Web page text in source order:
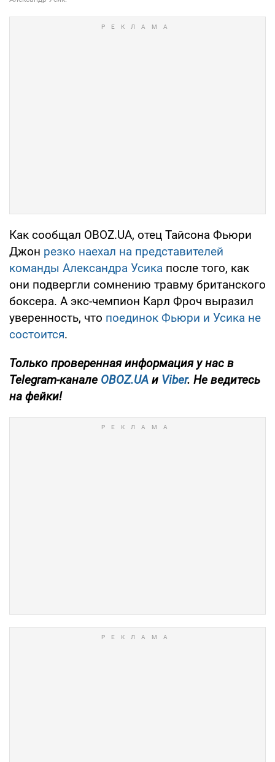
Как сообщал OBOZ.UA, отец Тайсона Фьюри
Джон резко наехал на представителей
команды Александра Усика после того, как
они подвергли сомнению травму британского
боксера. А экс-чемпион Карл Фроч выразил
уверенность, что поединок Фьюри и Усика не
состоится.
Только проверенная информация у нас в
Telegram-канале OBOZ.UA и Viber. Не ведитесь
на фейки!